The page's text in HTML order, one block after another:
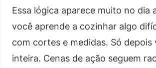
Essa lógica aparece muito no dia
você aprende a cozinhar algo
com cortes e medidas. Só depois
inteira. Cenas de ação seguem